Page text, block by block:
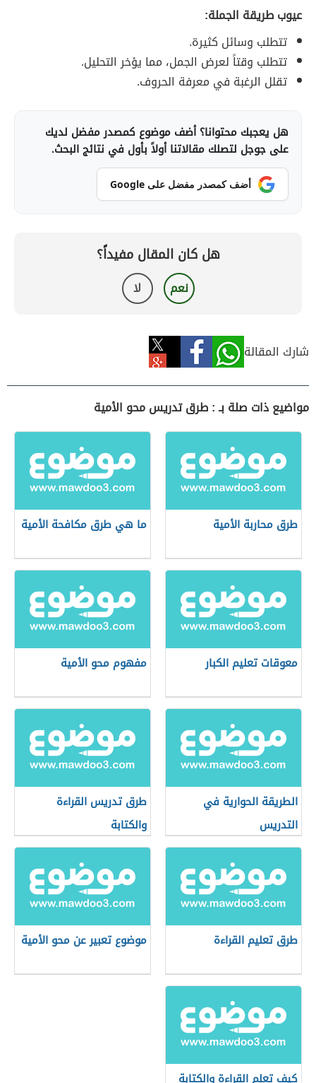
عيوب طريقة الجملة:
تتطلب وسائل كثيرة.
تتطلب وقتاً لعرض الجمل، مما يؤخر التحليل.
تقلل الرغبة في معرفة الحروف.
هل يعجبك محتوانا؟ أضف موضوع كمصدر مفضل لديك
على جوجل لتصلك مقالاتنا أولاً بأول في نتائج البحث.
أضف كمصدر مفضل على Google
هل كان المقال مفيداً؟
نعم لا
شارك المقالة
مواضيع ذات صلة بـ : طرق تدريس محو الأمية
طرق محاربة الأمية ما هي طرق مكافحة الأمية
معوقات تعليم الكبار مفهوم محو الأمية
الطريقة الحوارية في
التدريس
طرق تدريس القراءة
والكتابة
طرق تعليم القراءة موضوع تعبير عن محو الأمية
كيف تعلم القراءة والكتابة